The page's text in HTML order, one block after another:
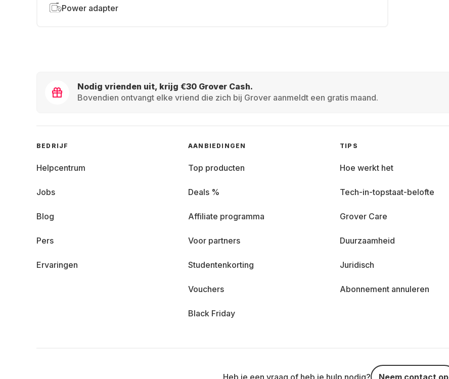
Power adapter
Nodig vrienden uit, krijg €30 Grover Cash.
Bovendien ontvangt elke vriend die zich bij Grover aanmeldt een gratis maand.
BEDRIJF
Helpcentrum
Jobs
Blog
Pers
Ervaringen
AANBIEDINGEN
Top producten
Deals %
Affiliate programma
Voor partners
Studentenkorting
Vouchers
Black Friday
TIPS
Hoe werkt het
Tech-in-topstaat-belofte
Grover Care
Duurzaamheid
Juridisch
Abonnement annuleren
Heb je een vraag of heb je hulp nodig? Neem contact op